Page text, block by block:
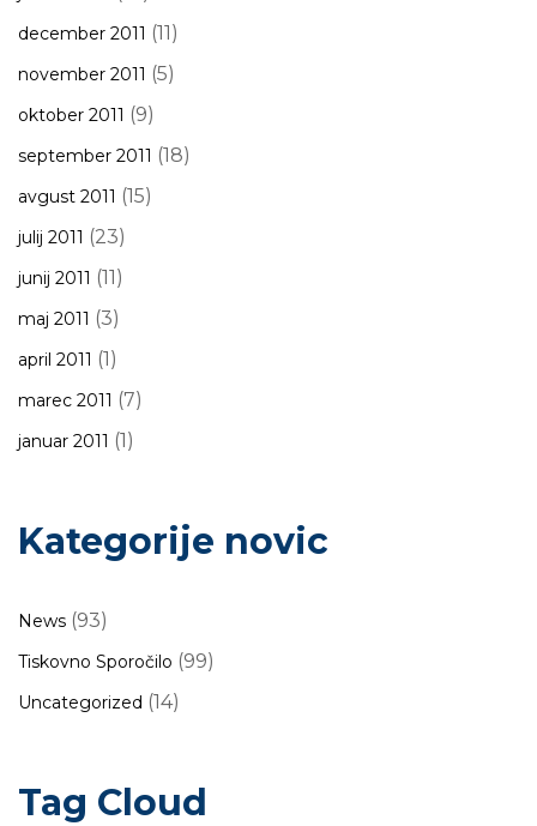
december 2011 (11)
november 2011 (5)
oktober 2011 (9)
september 2011 (18)
avgust 2011 (15)
julij 2011 (23)
junij 2011 (11)
maj 2011 (3)
april 2011 (1)
marec 2011 (7)
januar 2011 (1)
Kategorije novic
News (93)
Tiskovno Sporočilo (99)
Uncategorized (14)
Tag Cloud